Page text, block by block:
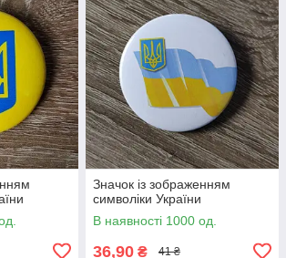
Значок із зображенням
символіки України
В наявності 1000 од.
36,90 ₴ 41 ₴